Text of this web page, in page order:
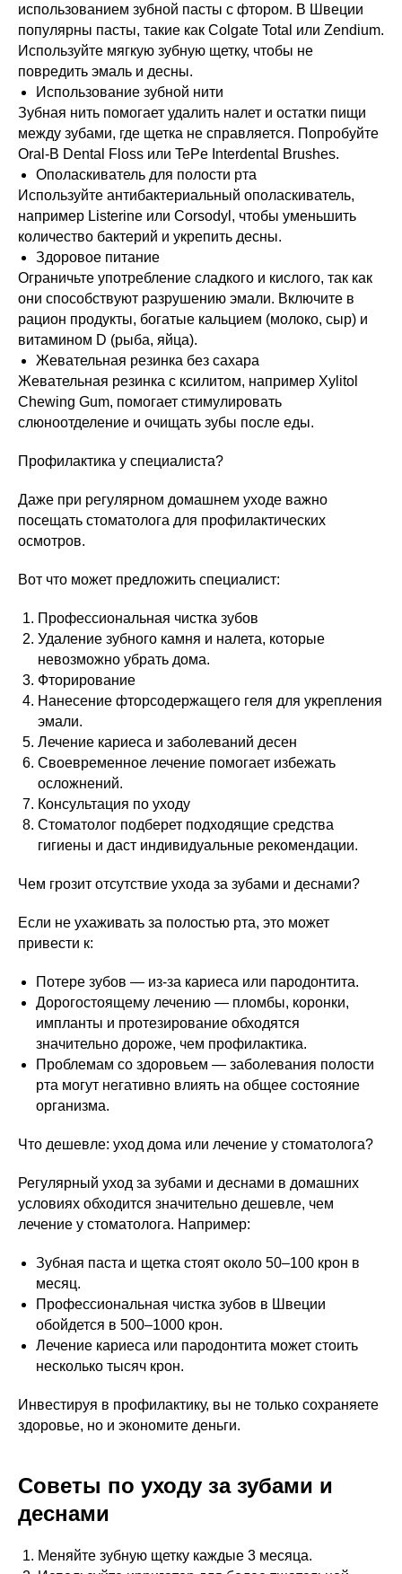
использованием зубной пасты с фтором. В Швеции
популярны пасты, такие как Colgate Total или Zendium.
Используйте мягкую зубную щетку, чтобы не
повредить эмаль и десны.
Использование зубной нити
Зубная нить помогает удалить налет и остатки пищи
между зубами, где щетка не справляется. Попробуйте
Oral-B Dental Floss или TePe Interdental Brushes.
Ополаскиватель для полости рта
Используйте антибактериальный ополаскиватель,
например Listerine или Corsodyl, чтобы уменьшить
количество бактерий и укрепить десны.
Здоровое питание
Ограничьте употребление сладкого и кислого, так как
они способствуют разрушению эмали. Включите в
рацион продукты, богатые кальцием (молоко, сыр) и
витамином D (рыба, яйца).
Жевательная резинка без сахара
Жевательная резинка с ксилитом, например Xylitol
Chewing Gum, помогает стимулировать
слюноотделение и очищать зубы после еды.
Профилактика у специалиста?
Даже при регулярном домашнем уходе важно
посещать стоматолога для профилактических
осмотров.
Вот что может предложить специалист:
Профессиональная чистка зубов
Удаление зубного камня и налета, которые
невозможно убрать дома.
Фторирование
Нанесение фторсодержащего геля для укрепления
эмали.
Лечение кариеса и заболеваний десен
Своевременное лечение помогает избежать
осложнений.
Консультация по уходу
Стоматолог подберет подходящие средства
гигиены и даст индивидуальные рекомендации.
Чем грозит отсутствие ухода за зубами и деснами?
Если не ухаживать за полостью рта, это может
привести к:
Потере зубов — из-за кариеса или пародонтита.
Дорогостоящему лечению — пломбы, коронки,
импланты и протезирование обходятся
значительно дороже, чем профилактика.
Проблемам со здоровьем — заболевания полости
рта могут негативно влиять на общее состояние
организма.
Что дешевле: уход дома или лечение у стоматолога?
Регулярный уход за зубами и деснами в домашних
условиях обходится значительно дешевле, чем
лечение у стоматолога. Например:
Зубная паста и щетка стоят около 50–100 крон в
месяц.
Профессиональная чистка зубов в Швеции
обойдется в 500–1000 крон.
Лечение кариеса или пародонтита может стоить
несколько тысяч крон.
Инвестируя в профилактику, вы не только сохраняете
здоровье, но и экономите деньги.
Советы по уходу за зубами и
деснами
Меняйте зубную щетку каждые 3 месяца.